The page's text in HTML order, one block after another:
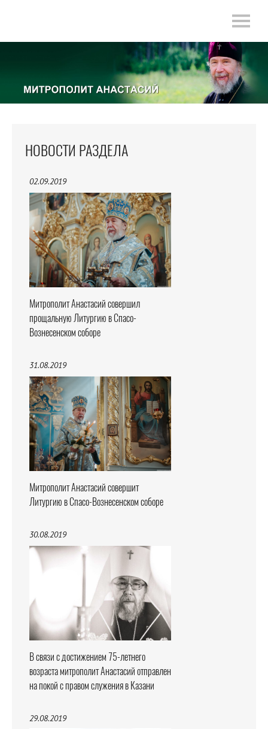
НОВОСТИ РАЗДЕЛА
02.09.2019
Митрополит Анастасий совершил
прощальную Литургию в Спасо-
Вознесенском соборе
31.08.2019
Митрополит Анастасий совершит
Литургию в Спасо-Вознесенском соборе
30.08.2019
В связи с достижением 75-летнего
возраста митрополит Анастасий отправлен
на покой с правом служения в Казани
29.08.2019